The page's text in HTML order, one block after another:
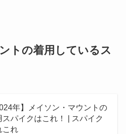
トの着用しているス
年】メイソン・マウントの
スパイクはこれ！ | スパイク
これ